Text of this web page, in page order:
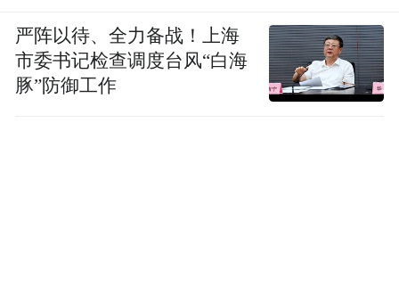
严阵以待、全力备战！上海
市委书记检查调度台风“白海
豚”防御工作